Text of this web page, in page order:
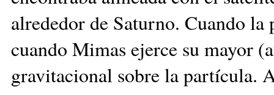
alrededor de Saturno. Cuando
cuando Mimas ejerce su mayor
gravitacional sobre la partícula.